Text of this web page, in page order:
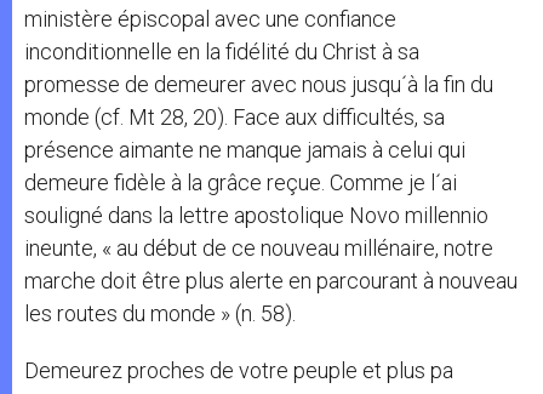
ministère épiscopal avec une confiance
inconditionnelle en la fidélité du Christ à sa
promesse de demeurer avec nous jusqu´à la fin du
monde (cf. Mt 28, 20). Face aux difficultés, sa
présence aimante ne manque jamais à celui qui
demeure fidèle à la grâce reçue. Comme je l´ai
souligné dans la lettre apostolique Novo millennio
ineunte, « au début de ce nouveau millénaire, notre
marche doit être plus alerte en parcourant à nouveau
les routes du monde » (n. 58).
Demeurez proches de votre peuple et plus pa